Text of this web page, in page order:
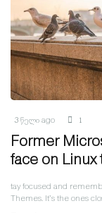
3 წელი ago 1
Former
face on
tay focused and
Themes. It’s the ones